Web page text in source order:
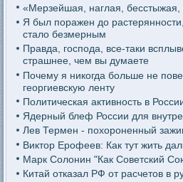
«Мерзейшая, наглая, бесстыжая,
Я был поражен до
стало безмерным
Правда, господа, все-таки
страшнее, чем вы думаете
Почему я никогда больше не
георгиевскую ленту
Политическая активность в
Ядерный блеф России для
Лев Термен - похороненный
Виктор Ерофеев: Как тут жить
Марк Солонин "Как Советский
Китай отказал РФ от расчетов в